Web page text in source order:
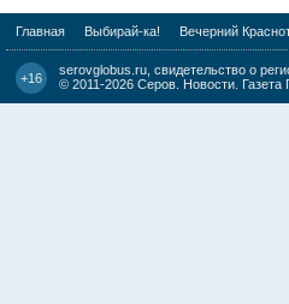
Главная Выбирай-ка! Вечерний
+16
serovglobus.ru, свидетельство о
© 2011-2026 Серов. Новости. Газета